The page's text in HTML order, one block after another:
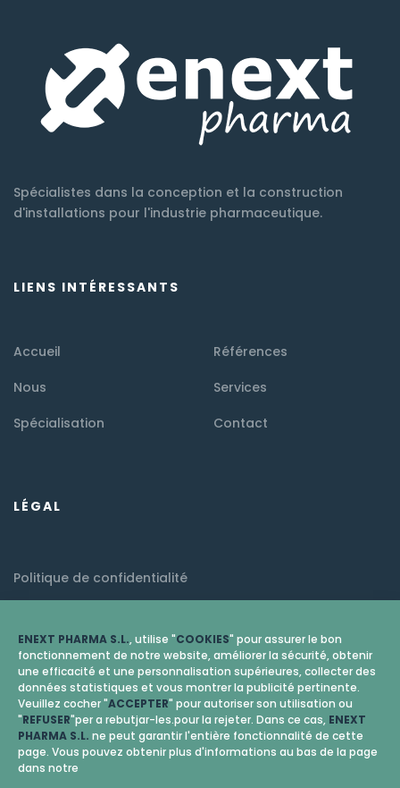
ENEXT PHARMA S.L., utilise "COOKIES" pour assurer le bon
fonctionnement de notre website, améliorer la sécurité, obtenir
une efficacité et une personnalisation supérieures, collecter des
données statistiques et vous montrer la publicité pertinente.
Veuillez cocher "ACCEPTER" pour autoriser son utilisation ou
"REFUSER"per a rebutjar-les.pour la rejeter. Dans ce cas, ENEXT
PHARMA S.L. ne peut garantir l'entière fonctionnalité de cette
page. Vous pouvez obtenir plus d'informations au bas de la page
dans notre
Spécialistes dans la conception et la construction
d'installations pour l'industrie pharmaceutique.
LIENS INTÉRESSANTS
Accueil
Références
Nous
Services
Spécialisation
Contact
LÉGAL
Politique de confidentialité
Politique de cookies (EU)